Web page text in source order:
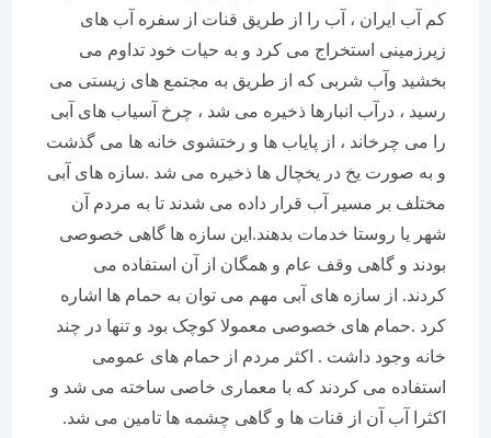
کم آب ایران ، آب را از طریق قنات از سفره آب های
زیرزمینی استخراج می کرد و به حیات خود تداوم می
بخشید وآب شربی که از طریق به مجتمع های زیستی می
رسید ، درآب انبارها ذخیره می شد ، چرخ آسیاب های آبی
را می چرخاند ، از پایاب ها و رختشوی خانه ها می گذشت
و به صورت یخ در یخچال ها ذخیره می شد .سازه های آبی
مختلف بر مسیر آب قرار داده می شدند تا به مردم آن
شهر یا روستا خدمات بدهند.این سازه ها گاهی خصوصی
بودند و گاهی وقف عام و همگان از آن استفاده می
کردند. از سازه های آبی مهم می توان به حمام ها اشاره
کرد .حمام های خصوصی معمولا کوچک بود و تنها در چند
خانه وجود داشت . اکثر مردم از حمام های عمومی
استفاده می کردند که با معماری خاصی ساخته می شد و
اکثرا آب آن از قنات ها و گاهی چشمه ها تامین می شد.